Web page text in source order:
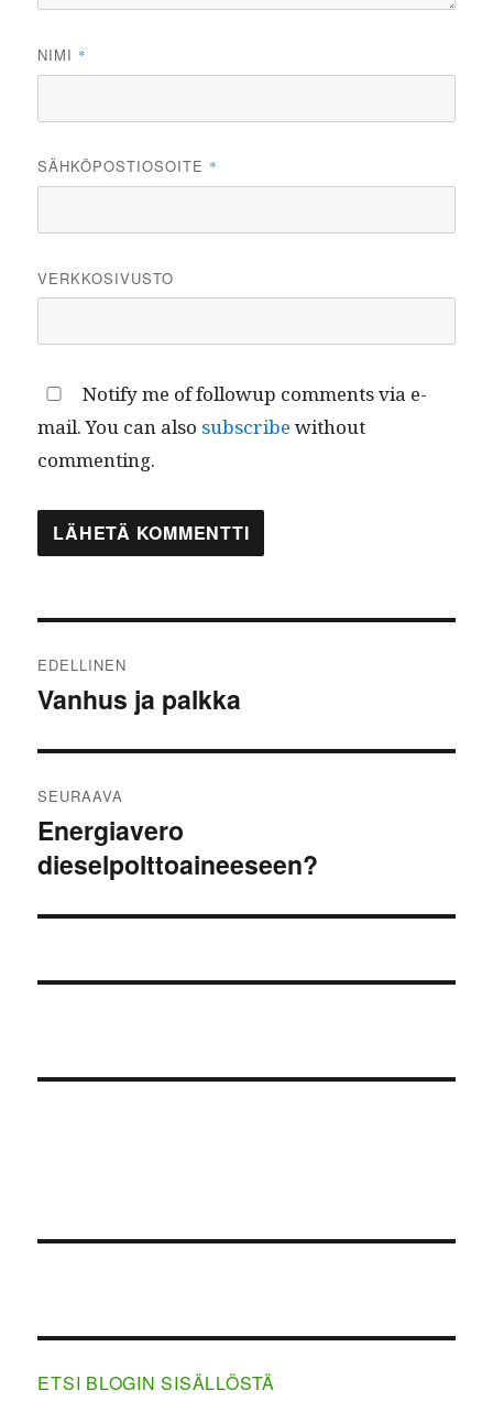
NIMI *
SÄHKÖPOSTIOSOITE *
VERKKOSIVUSTO
Notify me of followup comments via e-
mail. You can also subscribe without
commenting.
selaus
EDELLINEN
Edellinen
Vanhus ja palkka
SEURAAVA
Seuraava
artikkeli:
Energiavero
dieselpolttoaineeseen?
ETSI BLOGIN SISÄLLÖSTÄ